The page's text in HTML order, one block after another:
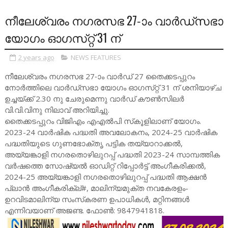
നീലേശ്വരം നഗരസഭ 27-ാം വാര്‍ഡ്‌സഭാ
യോഗം ഓഗസ്‌റ്റ്‌ 31 ന്‌
2 years ago NEWS FEATURES
നീലേശ്വരം നഗരസഭ 27-ാം വാര്‍ഡ്‌ 27 തൈക്കടപ്പുറം
നോര്‍ത്തിലെ വാര്‍ഡ്‌സഭാ യോഗം ഓഗസ്‌റ്റ്‌ 31 ന്‌ ശനിയാഴ്‌ച
ഉച്ചയ്‌ക്ക്‌ 2.30 നു ചേരുമെന്നു വാര്‍ഡ്‌ കൗണ്‍സിലര്‍
വി.വി.വിനു നിലാവ്‌ അറിയിച്ചു.
തൈക്കടപ്പുറം വിജിഎം എഎല്‍പി സ്‌കൂളിലാണ്‌ യോഗം.
2023-24 വാര്‍ഷിക പദ്ധതി അവലോകനം, 2024-25 വാര്‍ഷിക
പദ്ധതിയുടെ ഗുണഭോക്തൃ പട്ടിക തയ്യാറാക്കല്‍,
അയ്യങ്കാളി നഗരതൊഴിലുറപ്പ്‌ പദ്ധതി 2023-24 സാമ്പത്തിക
വര്‍ഷത്തെ സോഷ്യല്‍ ഓഡിറ്റ്‌ റിപ്പോര്‍ട്ട്‌ അംഗീകരിക്കല്‍,
2024-25 അയ്യങ്കാളി നഗരതൊഴിലുറപ്പ്‌ പദ്ധതി ആക്ഷന്‍
പ്ലാന്‍ അംഗീകരിക്ല്‌#, മാലിന്യമുക്ത നവകേരളം-
ഉറവിടമാലിന്യ സംസ്‌കരണ ഉപാധികള്‍, മറ്റിനങ്ങള്‍
എന്നിവയാണ്‌ അജണ്ട. ഫോണ്‍: 9847941818.